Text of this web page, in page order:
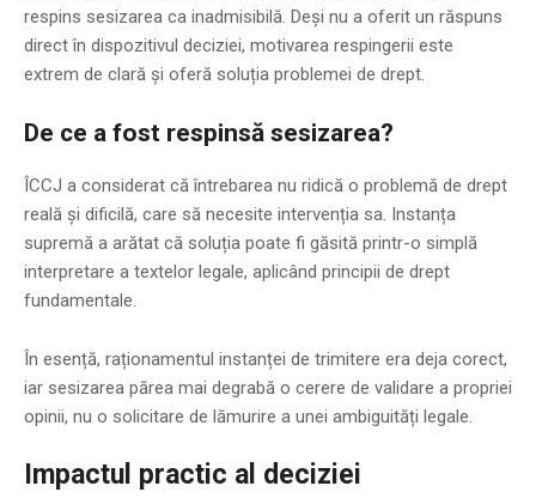
respins sesizarea ca inadmisibilă. Deși nu a oferit un răspuns
direct în dispozitivul deciziei, motivarea respingerii este
extrem de clară și oferă soluția problemei de drept.
De ce a fost respinsă sesizarea?
ÎCCJ a considerat că întrebarea nu ridică o problemă de drept
reală și dificilă, care să necesite intervenția sa. Instanța
supremă a arătat că soluția poate fi găsită printr-o simplă
interpretare a textelor legale, aplicând principii de drept
fundamentale.
În esență, raționamentul instanței de trimitere era deja corect,
iar sesizarea părea mai degrabă o cerere de validare a propriei
opinii, nu o solicitare de lămurire a unei ambiguități legale.
Impactul practic al deciziei